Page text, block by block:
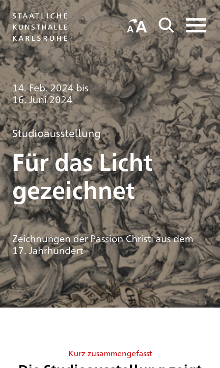
14. Feb. 2024bis
16. Juni 2024
Studioausstellung
Für das Licht
gezeichnet
Zeichnungen der Passion Christi aus dem
17. Jahrhundert
Kurz zusammengefasst